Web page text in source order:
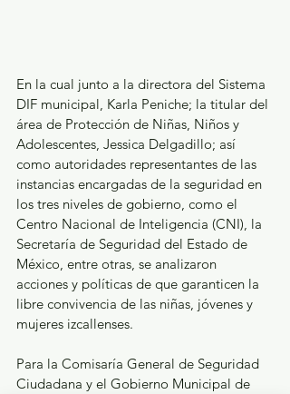
En la cual junto a la directora del Sistema
DIF municipal, Karla Peniche; la titular del
área de Protección de Niñas, Niños y
Adolescentes, Jessica Delgadillo; así
como autoridades representantes de las
instancias encargadas de la seguridad en
los tres niveles de gobierno, como el
Centro Nacional de Inteligencia (CNI), la
Secretaría de Seguridad del Estado de
México, entre otras, se analizaron
acciones y políticas de que garanticen la
libre convivencia de las niñas, jóvenes y
mujeres izcallenses.
Para la Comisaría General de Seguridad
Ciudadana y el Gobierno Municipal de